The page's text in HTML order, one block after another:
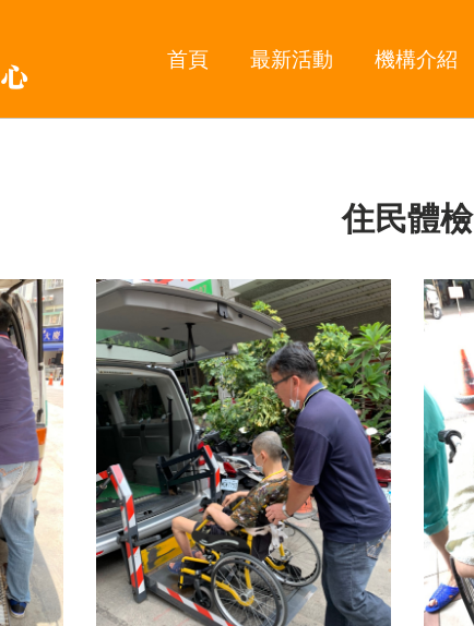
首頁 最新活動 機構介紹
住民體檢